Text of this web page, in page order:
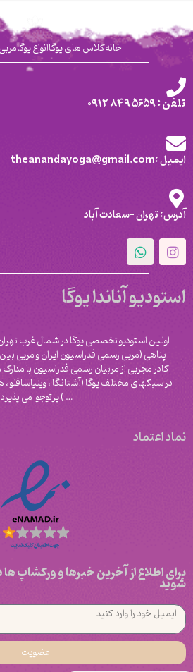
خانهکلاس های یوگاانواع یوگا
تلفن : 5659 849 0912
ایمیل :theanandayoga@gmail.com
آدرس: تهران -سعادت آباد
استودیو آناندا یوگا
اولین استودیو تخصصی یوگا در شمال غرب
پناهی (مربی رسمی فدراسیون ایران و مربی بین
کادر مجربی از مربیان رسمی فدراسیون با
در سبکهای مختلف یوگا (آشتانگا ، وینیاسافلو ،
‌… ) پرتوجو می
نماد اعتماد
برای اطلاع از آخرین خبرها و ورکشاپ
شوید
عضویت